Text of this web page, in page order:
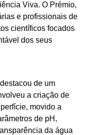
Viva. O Prémio,
e profissionais de
científicos focados
dos seus
de um
a criação de
movido a
de pH,
da água